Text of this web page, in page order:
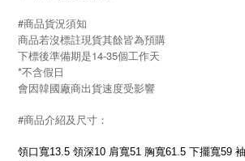
#商品貨況須知
商品若沒標註現貨其餘皆為預購
下標後準備期是14-35個工作天
*不含假日
會因韓國廠商出貨速度受影響
#商品介紹及尺寸：
領口寬13.5 領深10 肩寬51 胸寬61.5 下擺寬59